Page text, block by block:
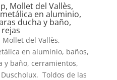
Mollet del Vallès,
en aluminio,
ducha y baño,
del Vallès,
en aluminio, baños,
y baño, cerramientos,
Toldos de las